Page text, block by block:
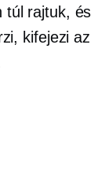
túl rajtuk, és
kifejezi az